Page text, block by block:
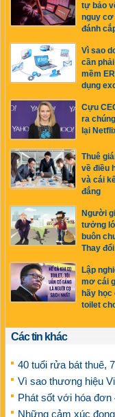
tự bảo
nguy cơ
đánh
Vì sao
cần
mềm
dụng
Cựu
ra
lại
Thuê
về điều
và cái
đắng
Người
tưởng
buôn
Thay
Lập
mơ cái
hãy
toilet
Các tin khác
40 tuổi rửa bát thuê,
Vì sao thương hiệu
Phát sốt với hóa đơn
Những cảm xúc